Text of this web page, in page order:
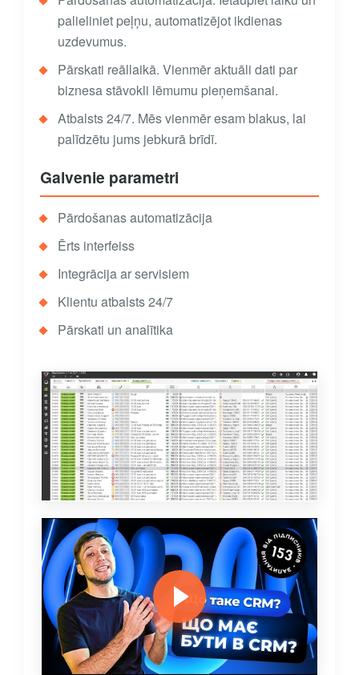
palieliniet peļņu, automatizējot ikdienas
uzdevumus.
Pārskati reāllaikā. Vienmēr aktuāli dati par
biznesa stāvokli lēmumu pieņemšanai.
Atbalsts 24/7. Mēs vienmēr esam blakus, lai
palīdzētu jums jebkurā brīdī.
Galvenie parametri
Pārdošanas automatizācija
Ērts interfeiss
Integrācija ar servisiem
Klientu atbalsts 24/7
Pārskati un analītika